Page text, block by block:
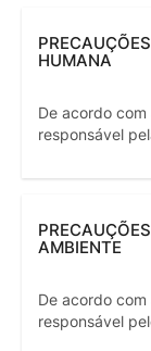
HUMANA
De acordo
responsável
AMBIENTE
De acordo
responsável